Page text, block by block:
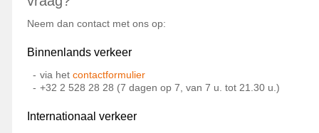
Neem dan contact met ons op:
Binnenlands verkeer
via het contactformulier
+32 2 528 28 28 (7 dagen op 7, van 7 u. tot 21.30 u.)
Internationaal verkeer